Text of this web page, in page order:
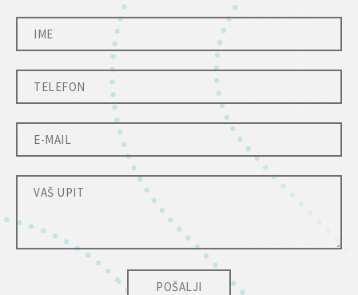
POŠALJI